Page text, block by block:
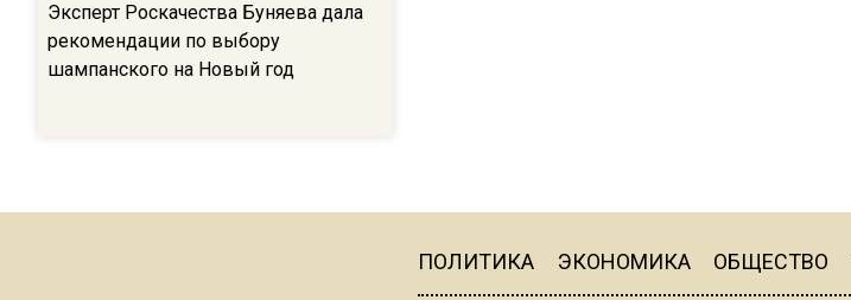
Эксперт Роскачества Буняева дала
рекомендации по выбору
шампанского на Новый год
ПОЛИТИКА ЭКОНОМИКА ОБЩЕСТВО